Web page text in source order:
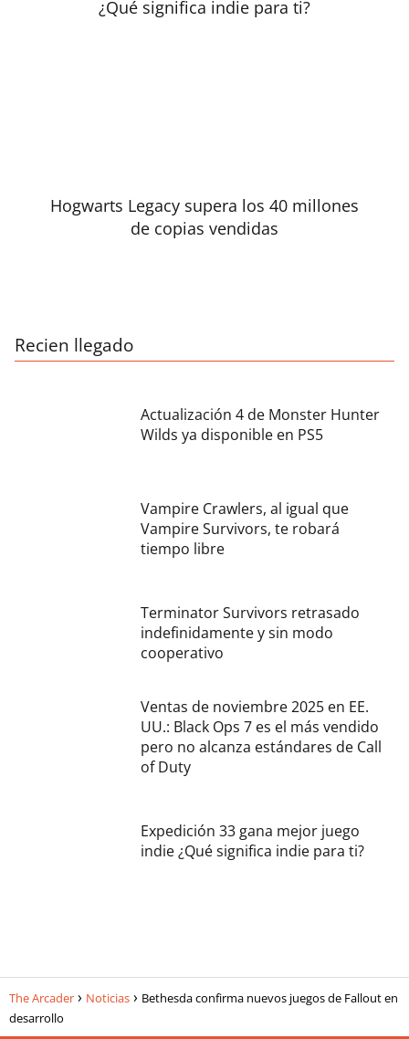
¿Qué significa indie para ti?
Hogwarts Legacy supera los 40 millones
de copias vendidas
Recien llegado
Actualización 4 de Monster Hunter
Wilds ya disponible en PS5
Vampire Crawlers, al igual que
Vampire Survivors, te robará
tiempo libre
Terminator Survivors retrasado
indefinidamente y sin modo
cooperativo
Ventas de noviembre 2025 en EE.
UU.: Black Ops 7 es el más vendido
pero no alcanza estándares de Call
of Duty
Expedición 33 gana mejor juego
indie ¿Qué significa indie para ti?
The Arcader Noticias
Bethesda confirma nuevos juegos de Fallout en
desarrollo